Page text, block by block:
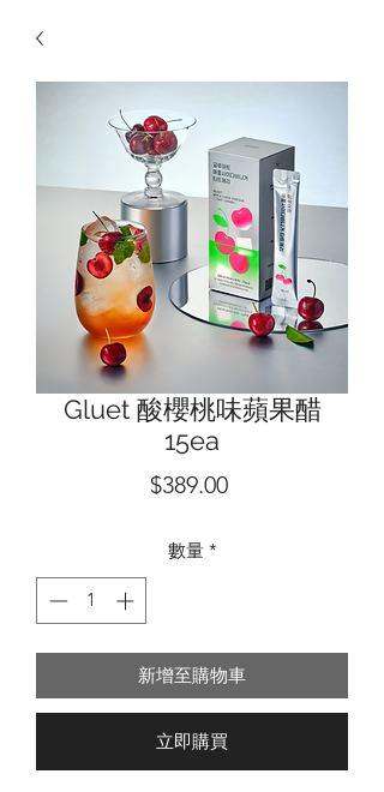
Gluet 酸櫻桃味蘋果醋
15ea
$389.00價
數量 *
新增至購物車
立即購買